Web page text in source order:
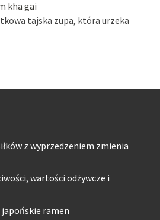
kha gai
tajska zupa, która urzeka
z wyprzedzeniem zmienia
wartości odżywcze i
ramen